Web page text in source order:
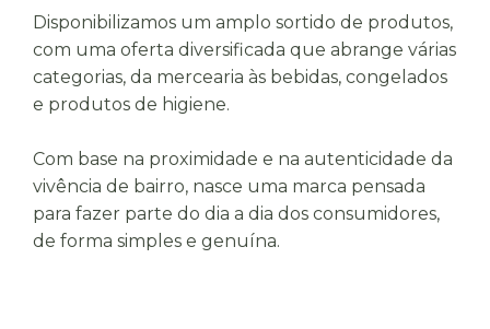
Disponibilizamos um amplo sortido de produtos,
com uma oferta diversificada que abrange várias
categorias, da mercearia às bebidas, congelados
e produtos de higiene.
Com base na proximidade e na autenticidade da
vivência de bairro, nasce uma marca pensada
para fazer parte do dia a dia dos consumidores,
de forma simples e genuína.